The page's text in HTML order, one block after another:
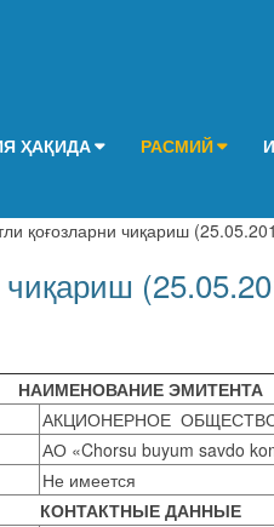
ҲАҚИДА РАСМИЙ
қоғозларни чиқариш
НАИМЕНОВАНИЕ ЭМИТЕНТА
АКЦИОНЕРНОЕ ОБЩЕСТВО
АО «Chorsu buyum savdo
Не имеется
КОНТАКТНЫЕ ДАННЫЕ